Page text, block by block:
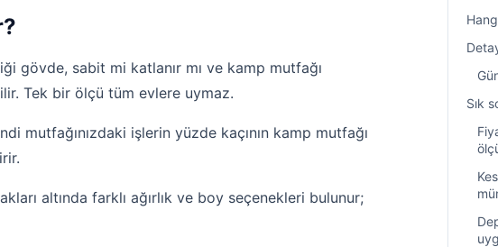
gövde, sabit mi katlanır mı ve kamp mutfağı
Tek bir ölçü tüm evlere uymaz.
mutfağınızdaki işlerin yüzde kaçının kamp mutfağı
altında farklı ağırlık ve boy seçenekleri bulunur;
Sık